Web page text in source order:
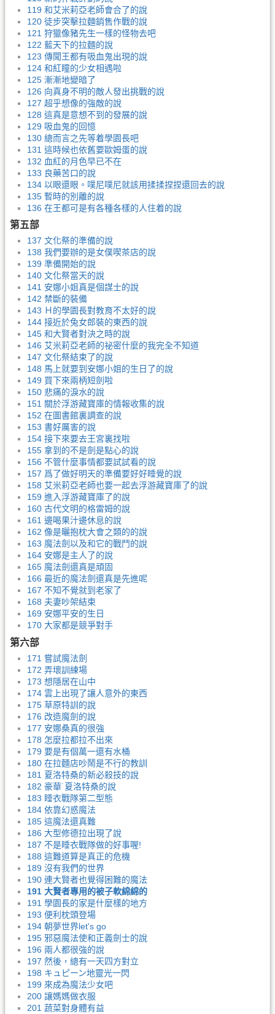
119 和艾米莉亞老師會合了的說
120 徒步突擊拉麵銷售作戰的說
121 狩獵像豬先生一樣的怪物去吧
122 藍天下的拉麵的說
123 傳聞王都有吸血鬼出現的說
124 和紅瞳的少女相遇啦
125 漸漸地變暗了
126 向真身不明的敵人發出挑戰的說
127 超乎想像的強敵的說
128 這真是意想不到的發展的說
129 吸血鬼的回憶
130 總而言之先等着學園長吧
131 這時候也依舊要歐姆蛋的說
132 血紅的月色早已不在
133 良藥苦口的說
134 以眼還眼。噗尼噗尼就該用揉揉捏捏還回去的說
135 暫時的別離的說
136 在王都可是有各種各樣的人住着的說
第五部
137 文化祭的準備的說
138 我們要辦的是女僕喫茶店的說
139 準備開始的說
140 文化祭當天的說
141 安娜小姐真是個謀士的說
142 禁斷的裝備
143 Ｈ的學園長對教育不太好的說
144 接近於兔女郎裝的東西的說
145 和大賢者對決之時的說
146 艾米莉亞老師的祕密什麼的我完全不知道
147 文化祭結束了的說
148 馬上就要到安娜小姐的生日了的說
149 買下來兩柄短劍啦
150 悲痛的淚水的說
151 關於浮游藏寶庫的情報收集的說
152 在圖書館裏調查的說
153 書好厲害的說
154 接下來要去王宮裏找啦
155 拿到的不是劍是點心的說
156 不管什麼事情都要試試看的說
157 爲了做好明天的準備要好好睡覺的說
158 艾米莉亞老師也要一起去浮游藏寶庫了的說
159 進入浮游藏寶庫了的說
160 古代文明的格雷姆的說
161 邊喝果汁邊休息的說
162 像是曬抱枕大會之類的的說
163 魔法劍以及和它的戰鬥的說
164 安娜是主人了的說
165 魔法劍還真是頑固
166 最近的魔法劍還真是先進呢
167 不知不覺就到老家了
168 夫妻吵架結束
169 安娜平安的生日
170 大家都是競爭對手
第六部
171 嘗試魔法劍
172 弄壞訓練場
173 想隱居在山中
174 雲上出現了讓人意外的東西
175 草原特訓的說
176 改造魔劍的說
177 安娜桑真的很強
178 怎麼拉都拉不出來
179 要是有個萬一還有水桶
180 在拉麵店吵鬧是不行的教訓
181 夏洛特桑的新必殺技的說
182 豪華˙夏洛特桑的說
183 睡衣戰隊第二型態
184 依靠幻惑魔法
185 這魔法還真難
186 大型修德拉出現了說
187 不是睡衣戰隊做的好事喔!
188 這難道算是真正的危機
189 沒有我們的世界
190 連大賢者也覺得困難的魔法
191 大賢者專用的被子軟綿綿的
191 學園長的家是什麼樣的地方
193 便利枕頭登場
194 朝夢世界let's go
195 邪惡魔法使和正義劍士的說
196 兩人都很強的說
197 然後，總有一天四方對立
198 キュピーン地靈光一閃
199 來成為魔法少女吧
200 讓媽媽做衣服
201 蔬菜對身體有益